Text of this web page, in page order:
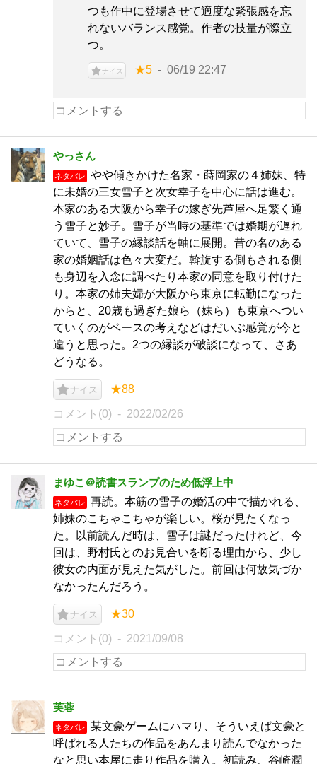
つも作中に登場させて適度な緊張感を忘
れないバランス感覚。作者の技量が際立
つ。
ナイス ★5 06/19 22:47
やっさん
ネタバレ
やや傾きかけた名家・蒔岡家の４姉妹、特
に未婚の三女雪子と次女幸子を中心に話は進む。
本家のある大阪から幸子の嫁ぎ先芦屋へ足繁く通
う雪子と妙子。雪子が当時の基準では婚期が遅れ
ていて、雪子の縁談話を軸に展開。昔の名のある
家の婚姻話は色々大変だ。斡旋する側もされる側
も身辺を入念に調べたり本家の同意を取り付けた
り。本家の姉夫婦が大阪から東京に転勤になった
からと、20歳も過ぎた娘ら（妹ら）も東京へつい
ていくのがベースの考えなどはだいぶ感覚が今と
違うと思った。2つの縁談が破談になって、さあ
どうなる。
ナイス ★88
コメント(0) 2022/02/26
まゆこ＠読書スランプのため低浮上中
ネタバレ
再読。本筋の雪子の婚活の中で描かれる、
姉妹のこちゃこちゃが楽しい。桜が見たくなっ
た。以前読んだ時は、雪子は謎だったけれど、今
回は、野村氏とのお見合いを断る理由から、少し
彼女の内面が見えた気がした。前回は何故気づか
なかったんだろう。
ナイス ★30
コメント(0) 2021/09/08
芙蓉
ネタバレ
某文豪ゲームにハマり、そういえば文豪と
呼ばれる人たちの作品をあんまり読んでなかった
なと思い本屋に走り作品を購入。初読み、谷崎潤